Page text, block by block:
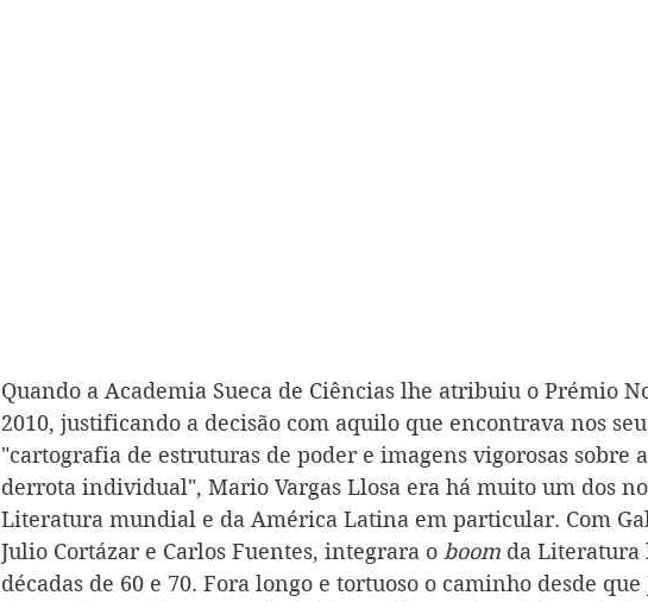
Quando a Academia Sueca de Ciências lhe atribuiu o Prémio
2010, justificando a decisão com aquilo que encontrava nos
"cartografia de estruturas de poder e imagens vigorosas sobre
derrota individual", Mario Vargas Llosa era há muito um dos
Literatura mundial e da América Latina em particular. Com
Julio Cortázar e Carlos Fuentes, integrara o boom da Literatura
décadas de 60 e 70. Fora longo e tortuoso o caminho desde